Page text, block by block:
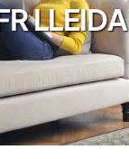
LLEIDA